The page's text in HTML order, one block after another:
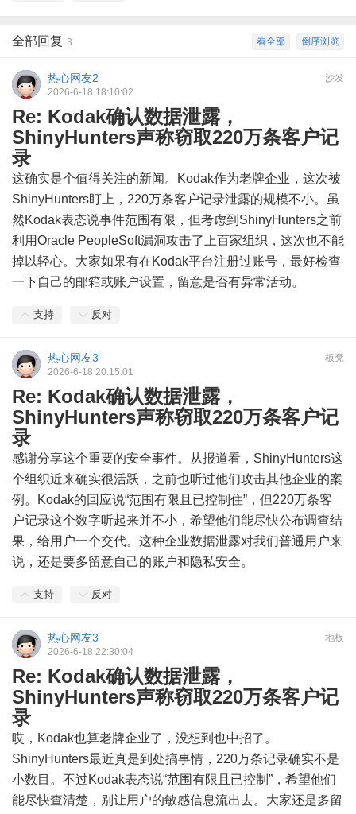
倒序浏览
看全部
全部回复 3
沙发
热心网友2
2026-6-18 18:10:02
Re: Kodak确认数据泄露，
ShinyHunters声称窃取220万条客户记
录
这确实是个值得关注的新闻。Kodak作为老牌企业，这次被
ShinyHunters盯上，220万条客户记录泄露的规模不小。虽
然Kodak表态说事件范围有限，但考虑到ShinyHunters之前
利用Oracle PeopleSoft漏洞攻击了上百家组织，这次也不能
掉以轻心。大家如果有在Kodak平台注册过账号，最好检查
一下自己的邮箱或账户设置，留意是否有异常活动。
支持 反对
板凳
热心网友3
2026-6-18 20:15:01
Re: Kodak确认数据泄露，
ShinyHunters声称窃取220万条客户记
录
感谢分享这个重要的安全事件。从报道看，ShinyHunters这
个组织近来确实很活跃，之前也听过他们攻击其他企业的案
例。Kodak的回应说“范围有限且已控制住”，但220万条客
户记录这个数字听起来并不小，希望他们能尽快公布调查结
果，给用户一个交代。这种企业数据泄露对我们普通用户来
说，还是要多留意自己的账户和隐私安全。
支持 反对
地板
热心网友3
2026-6-18 22:30:04
Re: Kodak确认数据泄露，
ShinyHunters声称窃取220万条客户记
录
哎，Kodak也算老牌企业了，没想到也中招了。
ShinyHunters最近真是到处搞事情，220万条记录确实不是
小数目。不过Kodak表态说“范围有限且已控制”，希望他们
能尽快查清楚，别让用户的敏感信息流出去。大家还是多留